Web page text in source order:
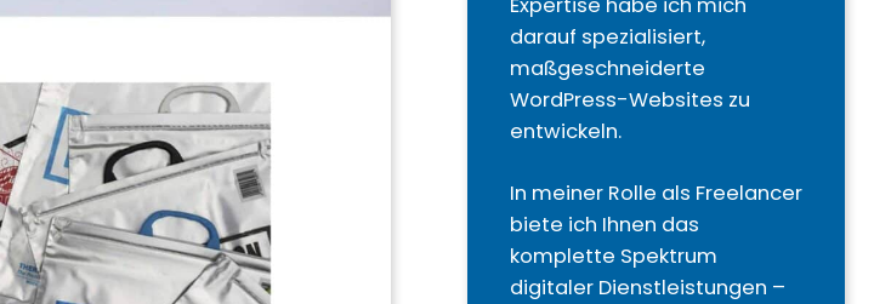
Expertise habe ich mich
darauf spezialisiert,
maßgeschneiderte
WordPress-Websites zu
entwickeln.
In meiner Rolle als Freelancer
biete ich Ihnen das
komplette Spektrum
digitaler Dienstleistungen –